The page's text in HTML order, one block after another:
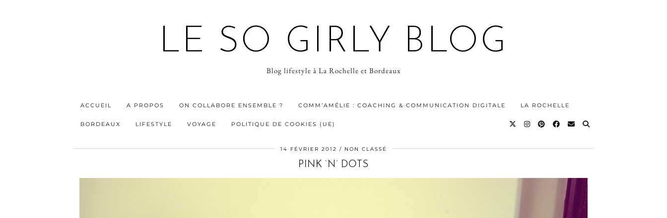
LE SO GIRLY BLOG
Blog lifestyle à La Rochelle et Bordeaux
ACCUEIL A PROPOS ON COLLABORE ENSEMBLE ? COMM’AMÉLIE : COACHING & COMMUNICATION DIGITALE LA ROCHELLE
BORDEAUX LIFESTYLE VOYAGE POLITIQUE DE COOKIES (UE)
14 FÉVRIER 2012 NON CLASSÉ
PINK ‘N’ DOTS